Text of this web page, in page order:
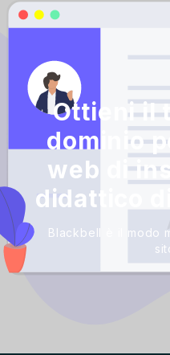
Ottieni il
dominio
web di
didattico
Blackbell è il modo